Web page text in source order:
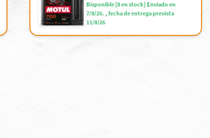
Disponible [8 en stock] Enviado en
7/8/26. , fecha de entrega prevista
11/8/26